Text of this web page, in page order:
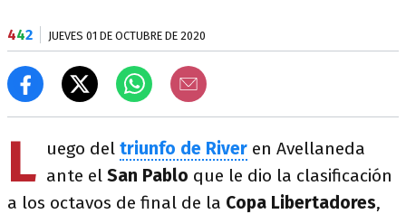
442 JUEVES 01 DE OCTUBRE DE 2020
L uego del triunfo de River en Avellaneda
ante el San Pablo que le dio la clasificación
a los octavos de final de la Copa Libertadores,